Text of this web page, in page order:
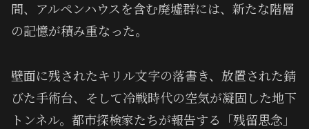
間、アルペンハウスを含む廃墟群には、新たな階層
の記憶が積み重なった。
壁面に残されたキリル文字の落書き、放置された錆
びた手術台、そして冷戦時代の空気が凝固した地下
トンネル。都市探検家たちが報告する「残留思念」